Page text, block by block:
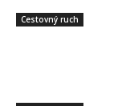
Cestovný ruch